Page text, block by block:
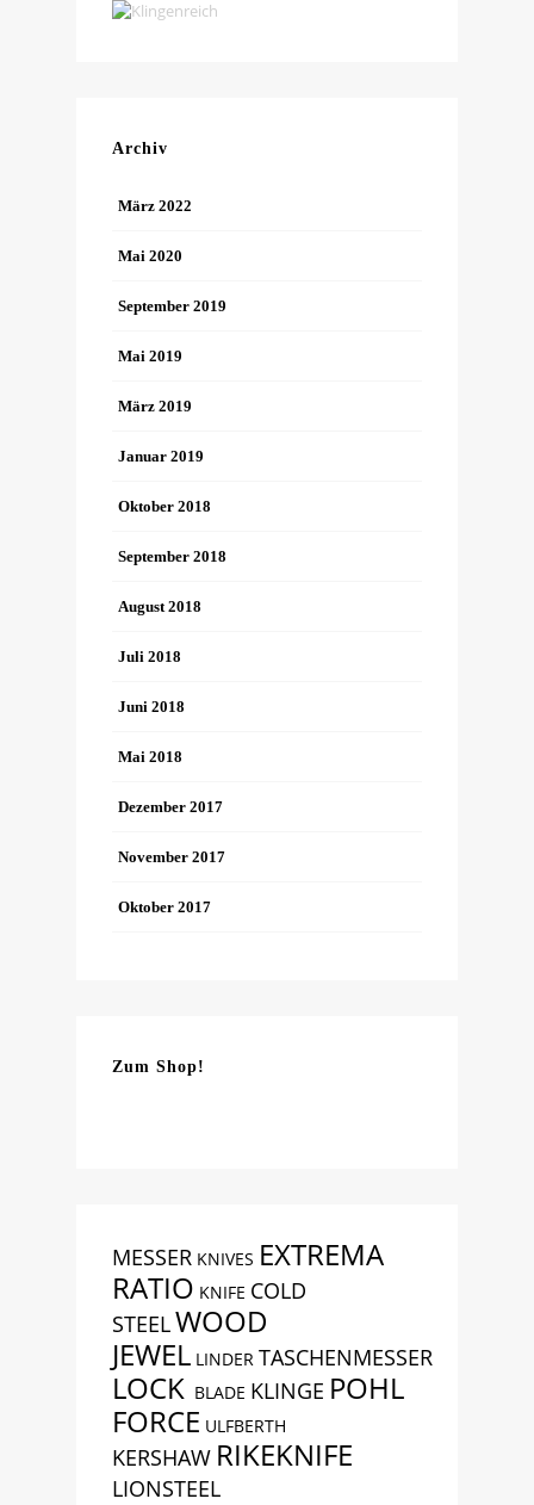
Archiv
März 2022
Mai 2020
September 2019
Mai 2019
März 2019
Januar 2019
Oktober 2018
September 2018
August 2018
Juli 2018
Juni 2018
Mai 2018
Dezember 2017
November 2017
Oktober 2017
Zum Shop!
MESSER KNIVES EXTREMA
RATIO KNIFE COLD
STEELWOOD
JEWEL LINDER TASCHENMESSER
LOCK BLADE KLINGE POHL
FORCE ULFBERTH
KERSHAW RIKEKNIFE
LIONSTEEL